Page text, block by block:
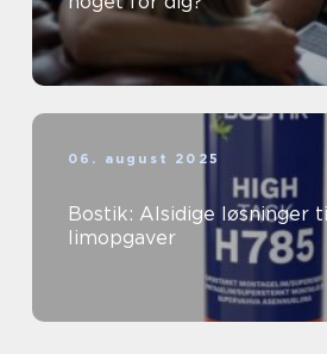
06. august 2025
Bostik: Alsidige løsninger
limopgaver